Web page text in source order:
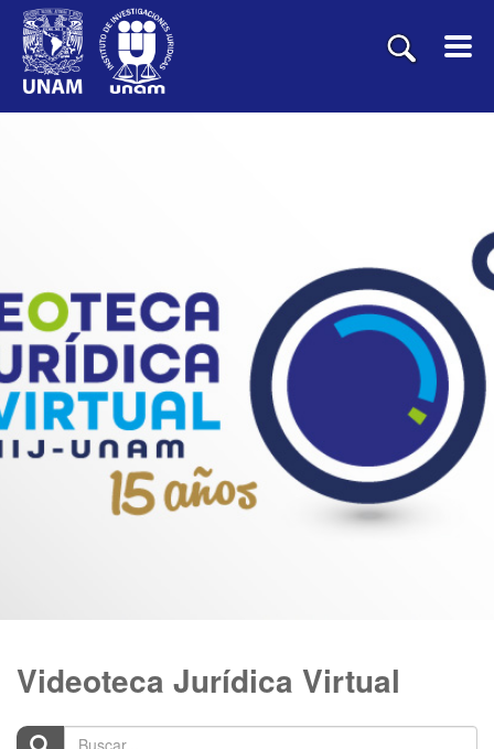
Videoteca Jurídica Virtual
Buscar...